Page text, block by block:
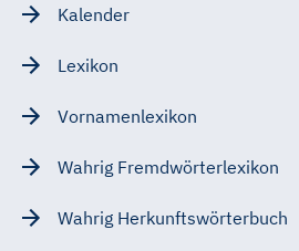
Kalender
Lexikon
Vornamenlexikon
Wahrig Fremdwörterlexikon
Wahrig Herkunftswörterbuch